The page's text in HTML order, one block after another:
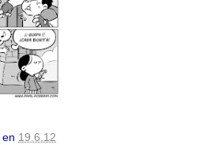
en 19.6.12